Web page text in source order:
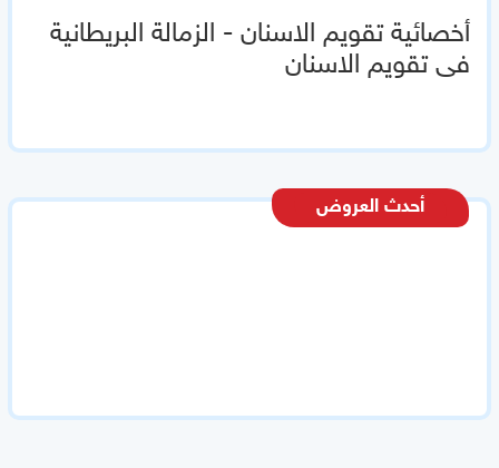
أخصائية تقويم الاسنان - الزمالة البريطانية
فى تقويم الاسنان
أحدث العروض